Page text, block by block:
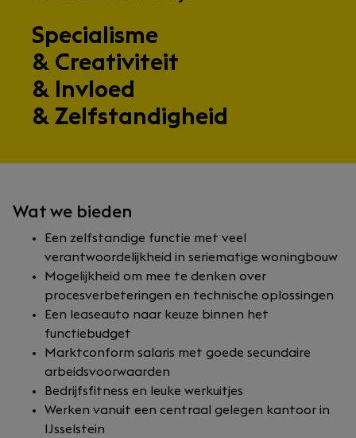
Specialisme
& Creativiteit
& Invloed
& Zelfstandigheid
Wat we bieden
Een zelfstandige functie met veel
verantwoordelijkheid in seriematige woningbouw
Mogelijkheid om mee te denken over
procesverbeteringen en technische oplossingen
Een leaseauto naar keuze binnen het
functiebudget
Marktconform salaris met goede secundaire
arbeidsvoorwaarden
Bedrijfsfitness en leuke werkuitjes
Werken vanuit een centraal gelegen kantoor in
IJsselstein